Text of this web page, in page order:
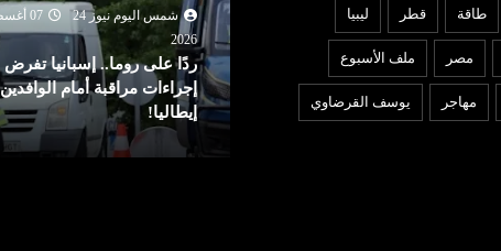
طاقة قطر ليبيا
مصر ملف الأسبوع
مهاجر يوسف القرضاوي
شمس اليوم نيوز 24
2026
ردًا على روما.. إسبانيا تفرض
إجراءات مراقبة أمام الوافدين من
إيطاليا!
شمس اليوم نيوز 24
07
2026
واشنطن تفرض عقوبات على
منصات للتداول تمول الحرس
الثوري